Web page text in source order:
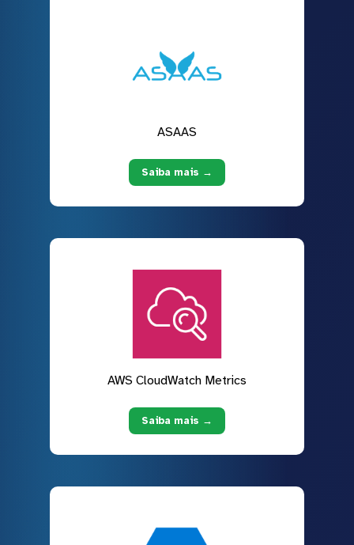
ASAAS
Saiba mais →
AWS CloudWatch Metrics
Saiba mais →